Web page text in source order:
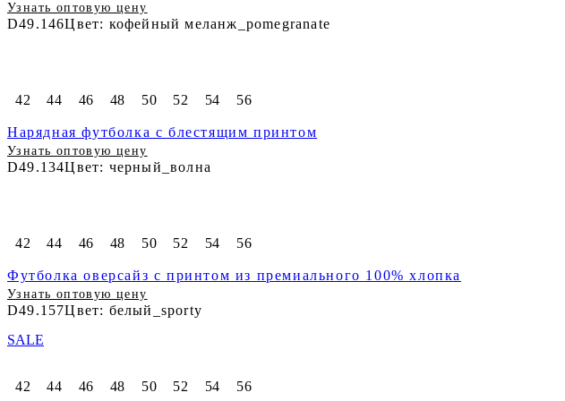
Узнать оптовую цену
D49.146Цвет: кофейный меланж_pomegranate
42 44 46 48 50 52 54 56
Нарядная футболка с блестящим принтом
Узнать оптовую цену
D49.134Цвет: черный_волна
42 44 46 48 50 52 54 56
Футболка оверсайз с принтом из премиального 100% хлопка
Узнать оптовую цену
D49.157Цвет: белый_sporty
42 44 46 48 50 52 54 56
SALE